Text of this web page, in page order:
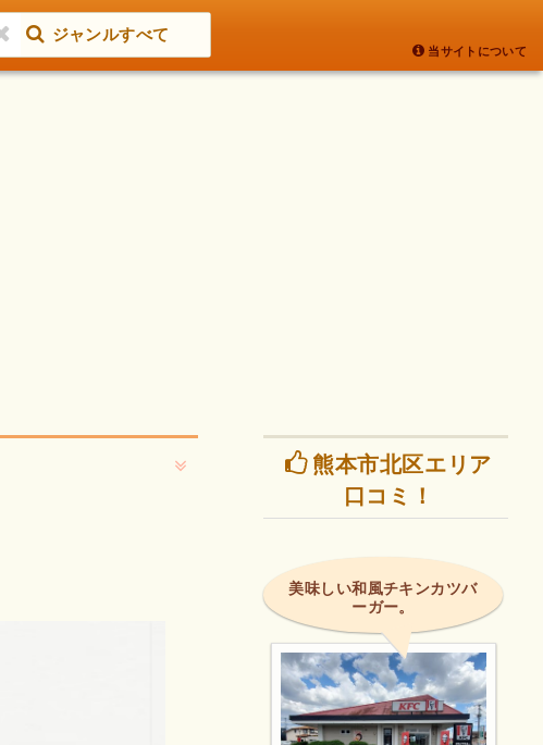
ジャンルすべて
当サイトについて
熊本市北区エリア
口コミ！
美味しい和風チキンカツバ
ーガー。